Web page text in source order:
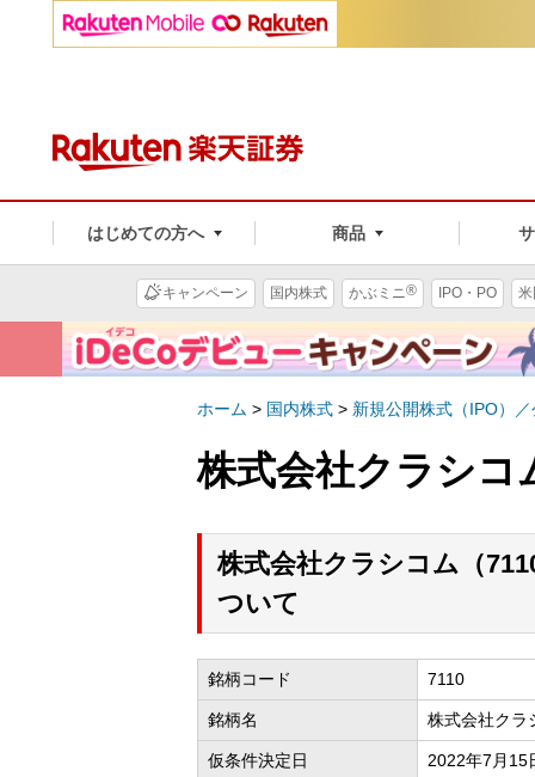
はじめての方へ 商品
キャンペーン 国内株式 かぶミニ® IPO・PO
ホーム > 国内株式 > 新規公開株式（IPO）
株式会社クラシコ
株式会社クラシコム（
ついて
銘柄コード 7110
銘柄名 株式会社クラ
仮条件決定日 2022年7月15